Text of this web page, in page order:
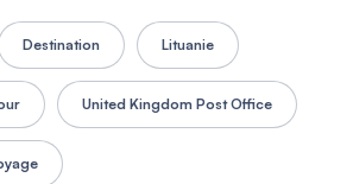
Destination Lituanie
United Kingdom Post Office